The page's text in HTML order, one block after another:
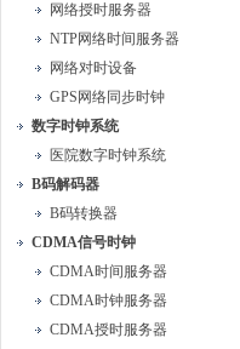
网络授时服务器
NTP网络时间服务器
网络对时设备
GPS网络同步时钟
数字时钟系统
医院数字时钟系统
B码解码器
B码转换器
CDMA信号时钟
CDMA时间服务器
CDMA时钟服务器
CDMA授时服务器